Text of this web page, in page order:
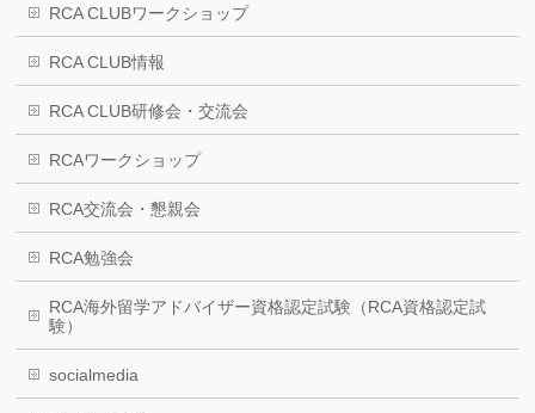
RCA CLUBワークショップ
RCA CLUB情報
RCA CLUB研修会・交流会
RCAワークショップ
RCA交流会・懇親会
RCA勉強会
RCA海外留学アドバイザー資格認定試験（RCA資格認定試
験）
socialmedia